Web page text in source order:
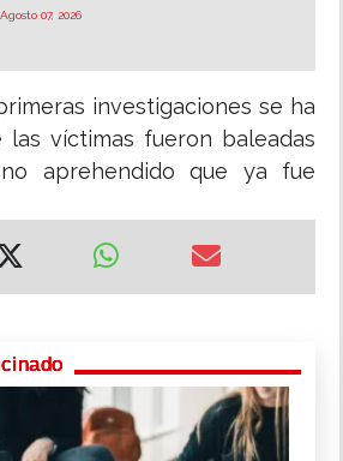
Agosto 07, 2026
investigaciones se ha
las víctimas fueron baleadas
aprehendido que ya fue